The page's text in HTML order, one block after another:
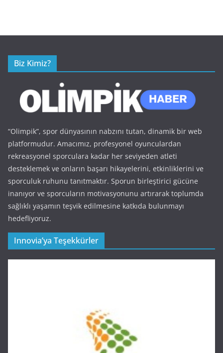
Biz Kimiz?
“Olimpik”, spor dünyasının nabzını tutan, dinamik bir web
platformudur. Amacımız, profesyonel oyunculardan
rekreasyonel sporculara kadar her seviyeden atleti
desteklemek ve onların başarı hikayelerini, etkinliklerini ve
sporculuk ruhunu tanıtmaktır. Sporun birleştirici gücüne
inanıyor ve sporcuların motivasyonunu artırarak toplumda
sağlıklı yaşamın teşvik edilmesine katkıda bulunmayı
hedefliyoruz.
Innovia’ya Teşekkürler